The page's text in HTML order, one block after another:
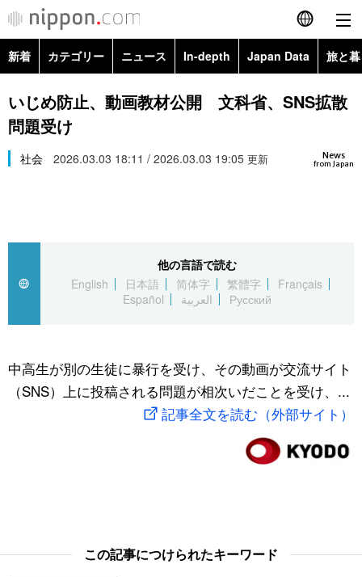
English
简体字
Русский
カテゴリー
経済・ビジネス
国際
文化
トップ
アーカイブ
In-depth
Japan Data
動画/Live
新着 カテゴリー ニュース In-depth Japan Data 旅と
政治・外交
経済・ビジネス
スポーツ・東京2020
Topics
いじめ防止、動画教材公開 文科省、SNS拡散
問題受け
News
from Japan
社会 2026.03.03 18:11 / 2026.03.03 19:05 更新
他の言語で読む
English
日本語 简体字 繁體字
Français
Español
العربية Русский
中高生が別の生徒に暴行を受け、その動画が交流サイト
（SNS）上に投稿される問題が相次いだことを受け、...
記事全文を読む（外部サイト）
この記事につけられたキーワード